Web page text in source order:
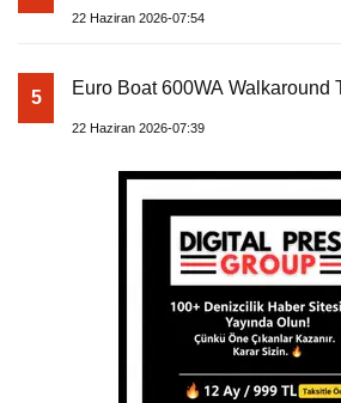
22 Haziran 2026-07:54
5 Euro Boat 600WA Walkaround
22 Haziran 2026-07:39